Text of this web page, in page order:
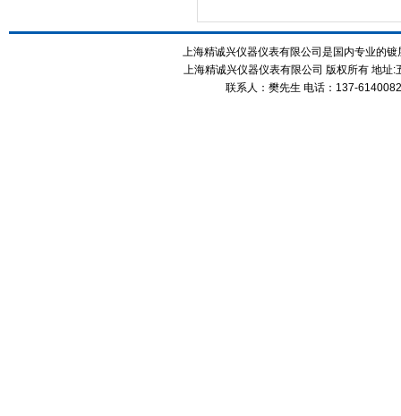
上海精诚兴仪器仪表有限公司是国内专业的
上海精诚兴仪器仪表有限公司 版权所有 地
联系人：樊先生 电话：137-